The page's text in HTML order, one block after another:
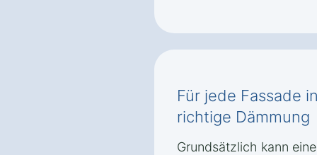
Für jede Fassade
richtige Dämmung
Grundsätzlich kann